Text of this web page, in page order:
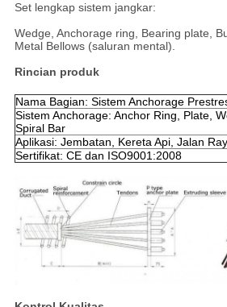
Set lengkap sistem jangkar:
Wedge, Anchorage ring, Bearing plate,
Metal Bellows (saluran mental).
Rincian produk
Nama Bagian: Sistem Anchorage
Sistem Anchorage: Anchor Ring, Plate,
Spiral Bar
Aplikasi: Jembatan, Kereta Api, Jalan
Sertifikat: CE dan ISO9001:2008